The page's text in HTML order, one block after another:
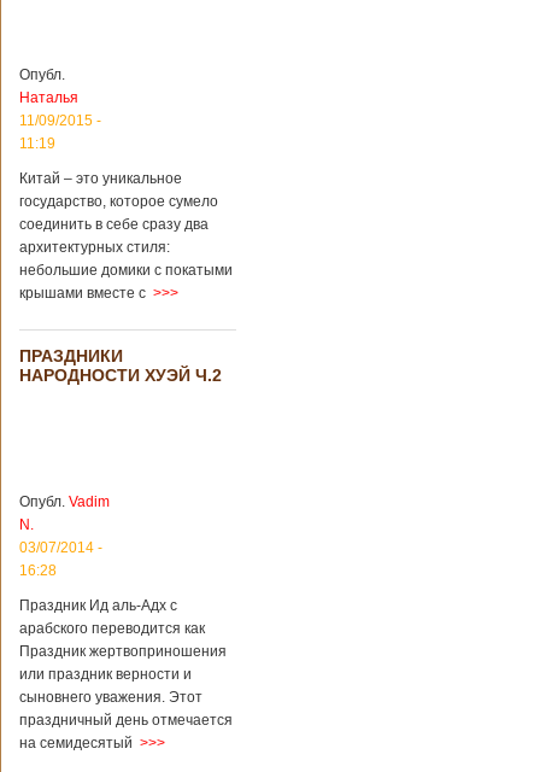
Опубл.
Наталья
11/09/2015 -
11:19
Китай – это уникальное
государство, которое сумело
соединить в себе сразу два
архитектурных стиля:
небольшие домики с покатыми
крышами вместе с >>>
ПРАЗДНИКИ
НАРОДНОСТИ ХУЭЙ Ч.2
Опубл. Vadim
N.
03/07/2014 -
16:28
Праздник Ид аль-Адх с
арабского переводится как
Праздник жертвоприношения
или праздник верности и
сыновнего уважения. Этот
праздничный день отмечается
на семидесятый >>>